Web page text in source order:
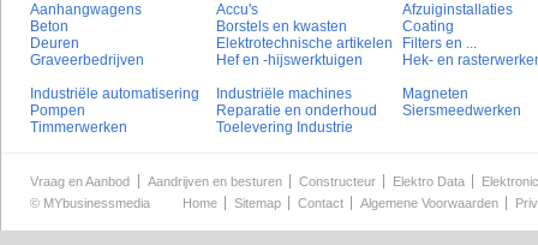
Aanhangwagens Accu's
Afzuiginstallaties
Beton
Borstels en kwasten
Coating
Deuren
Elektrotechnische artikelen
Filters en ...
Graveerbedrijven
Hef en -hijswerktuigen
Hek- en
Industriële automatisering
Industriële machines
Magneten
Pompen
Reparatie en onderhoud
Siersmeedwerken
Timmerwerken
Toelevering Industrie
Vraag en Aanbod Aandrijven en besturen Constructeur Elektro Data
© MYbusinessmedia Home Sitemap Contact Algemene Voorwaarden